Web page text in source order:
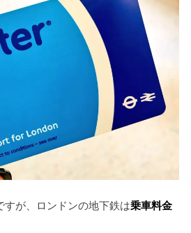
すが、ロンドンの地下鉄は乗車料金